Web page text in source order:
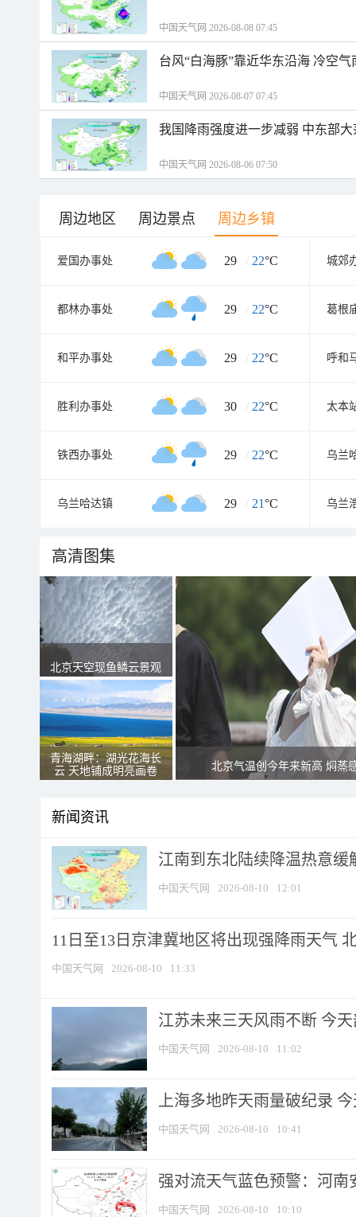
中国天气网 2026-08-08 07:45
台风“白海豚”靠近华东沿海 冷空
中国天气网 2026-08-07 07:45
我国降雨强度进一步减弱 中东部
中国天气网 2026-08-06 07:50
周边地区 周边景点 周边乡镇
爱国办事处 29 / 22°C 城郊
都林办事处 29 / 22°C 葛根
和平办事处 29 / 22°C 呼和
胜利办事处 30 / 22°C 太本
铁西办事处 29 / 22°C 乌兰
乌兰哈达镇 29 / 21°C
高清图集
北京天空现鱼鳞云景观
青海湖畔：湖光花海长
云 天地铺成明亮画卷
北京气温创今年来新高 焖蒸
新闻资讯
江南到东北陆续降温热意缓
中国天气网 2026-08-10 12:01
11日至13日京津冀地区将出现强降雨天气
中国天气网 2026-08-10 11:33
江苏未来三天风雨不断 今
中国天气网 2026-08-10 11:02
上海多地昨天雨量破纪录
中国天气网 2026-08-10 10:41
强对流天气蓝色预警：河南
中国天气网 2026-08-10 10:10